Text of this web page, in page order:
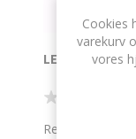
LEGETOV
Ren bomuld.
Cookies
varekurv
vores